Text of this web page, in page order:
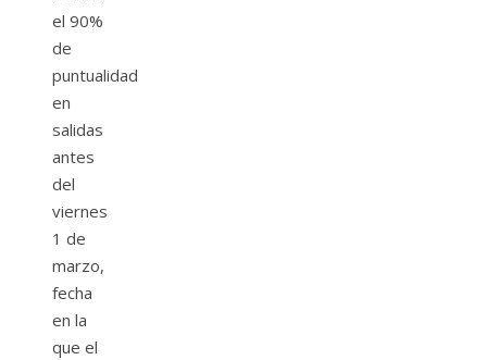
el 90%
de
puntualidad
en
salidas
antes
del
viernes
1 de
marzo,
fecha
en la
que el